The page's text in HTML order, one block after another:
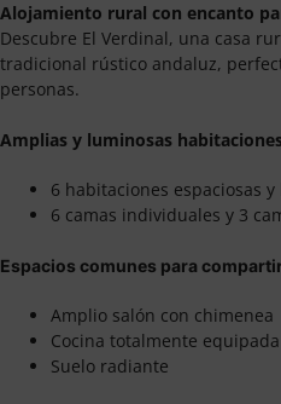
Alojamiento rural con encanto
Descubre El Verdinal, una casa
tradicional rústico andaluz,
personas.
Amplias y luminosas
6 habitaciones espaciosas
6 camas individuales y 3
Espacios comunes para
Amplio salón con chimenea
Cocina totalmente
Suelo radiante